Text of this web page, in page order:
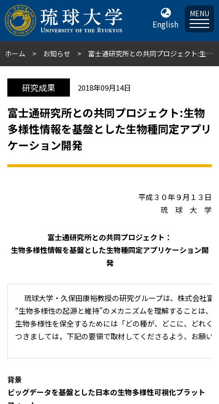
English
MENU
ホーム お知らせ 富士通研究所との共同プロジェクト:生物多様性情報を基盤とした生物種同定アプリケーション開発
研究成果 2018年09月14日
富士通研究所との共同プロジェクト:生物
多様性情報を基盤とした生物種同定アプリ
ケーション開発
平成３０年９月１３日
琉 球 大 学
富士通研究所との共同プロジェクト：
生物多様性情報を基盤とした生物種同定アプリケーション開
発
琉球大学・久保田康裕教授の研究グループは、株式会社富
“生物多様性の起源と維持”のメカニズムを理解することは
生物多様性を保全するためには「どの種が、どこに、どれ
つきましては，下記の要領で取材してくださるよう、お願い
背景
ビッグデータを基盤とした日本の生物多様性可視化プラット